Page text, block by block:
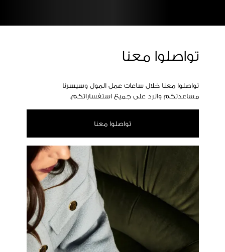
تواصلوا معنا
تواصلوا معنا خلال ساعات عمل المول وسيسرنا
مساعدتكم والرد على جميع استفساراتكم.
تواصلوا معنا